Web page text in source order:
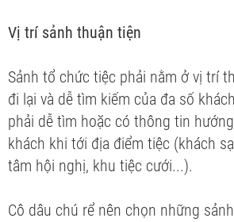
Vị trí sảnh thuận tiện
Sảnh tổ chức tiệc phải nằm ở vị trí
đi lại và dễ tìm kiếm của đa số
phải dễ tìm hoặc có thông tin
khách khi tới địa điểm tiệc (khách
tâm hội nghị, khu tiệc cưới...).
Cô dâu chú rể nên chọn những